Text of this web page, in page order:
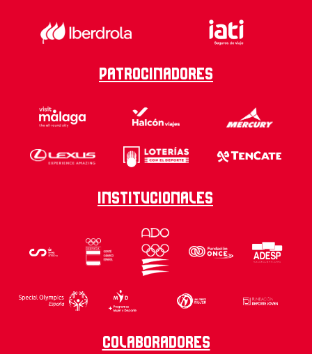
Patrocinadores
Institucionales
Colaboradores